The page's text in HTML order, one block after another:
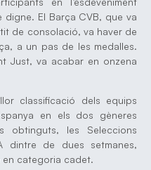
El Barça CVB, que va
de consolació, va haver de
a un pas de les medalles.
Just, va acabar en onzena
classificació dels equips
en els dos gèneres
obtinguts, les Seleccions
dintre de dues setmanes,
en categoria cadet.